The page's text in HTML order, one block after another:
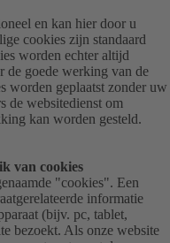
en kan hier door u
cookies zijn standaard
worden echter altijd
de goede werking van de
worden geplaatst zonder uw
de websitedienst om
kan worden gesteld.
van cookies
"cookies". Een
informatie
(bijv. pc, tablet,
bezoekt. Als onze website